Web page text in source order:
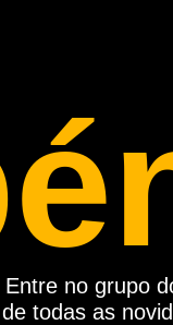
no grupo
todas as